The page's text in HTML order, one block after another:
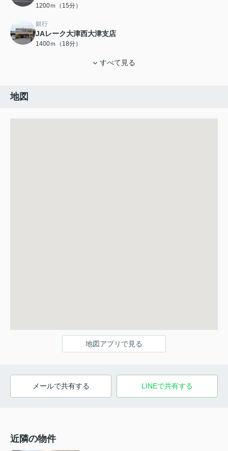
1200ｍ（15分）
銀行
JAレーク大津西大津支店
1400ｍ（18分）
すべて見る
地図
地図アプリで見る
メールで共有する LINEで共有する
近隣の物件